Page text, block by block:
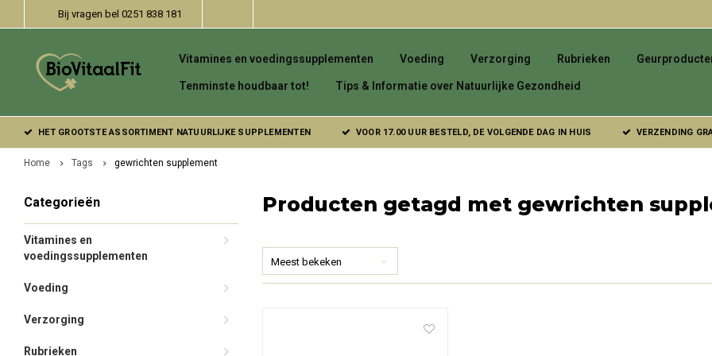
Bij vragen bel 0251 838 181
Vitamines en voedingssupplementen Voeding Verzorging Rubrieken
Tenminste houdbaar tot! Tips & Informatie over Natuurlijke Gezondheid
HET GROOTSTE ASSORTIMENT NATUURLIJKE SUPPLEMENTEN VOOR 17.00 UUR BESTELD, DE VOLGENDE DAG IN HUIS VERZENDING
Home Tags gewrichten supplement
Categorieën
Vitamines en
voedingssupplementen
Voeding
Verzorging
Rubrieken
Producten getagd met gewrichten
Meest bekeken